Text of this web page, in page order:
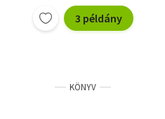
3 példány
KÖNYV